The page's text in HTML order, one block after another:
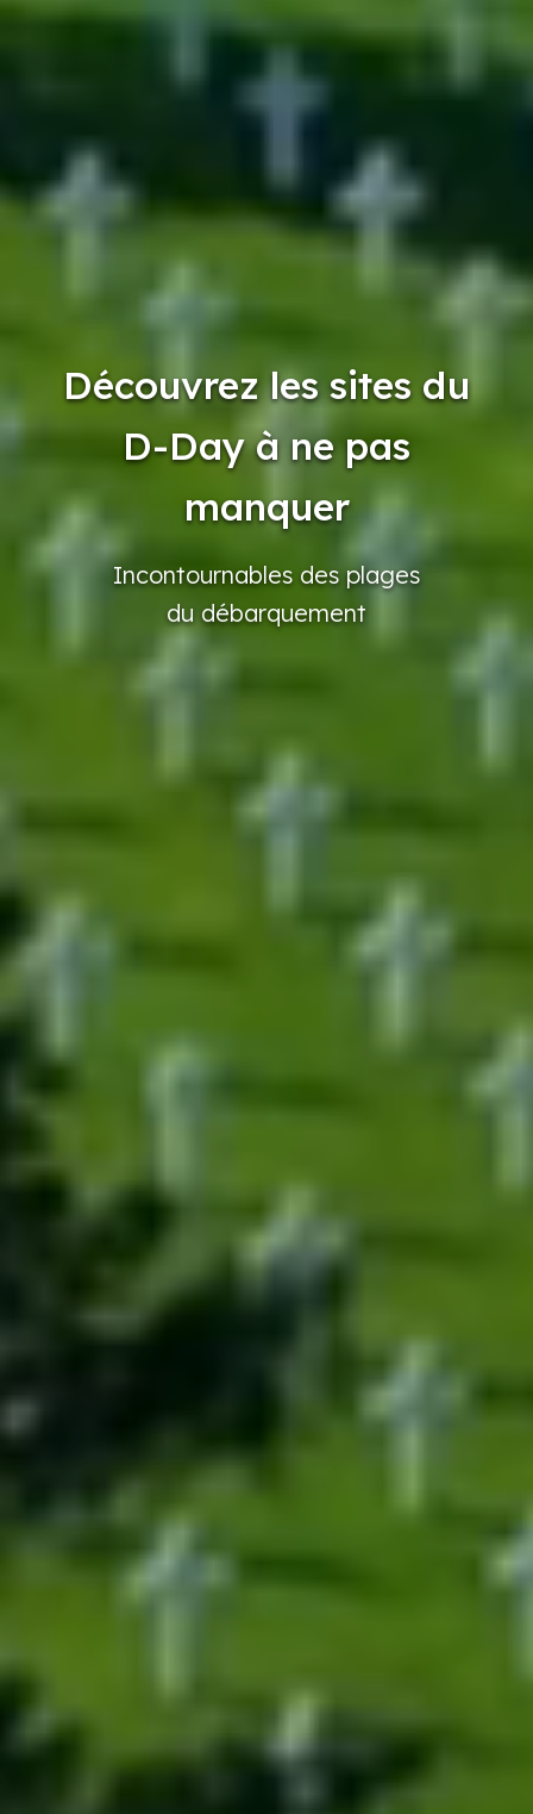
Découvrez les sites du
D-Day à ne pas
manquer
Incontournables des plages
du débarquement